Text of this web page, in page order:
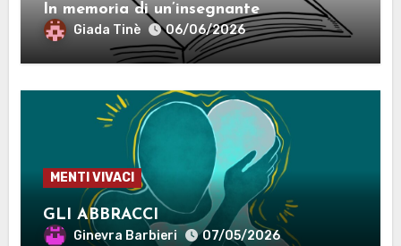
In memoria di un’insegnante
Giada Tinè 06/06/2026
MENTI VIVACI
GLI ABBRACCI
Ginevra Barbieri 07/05/2026